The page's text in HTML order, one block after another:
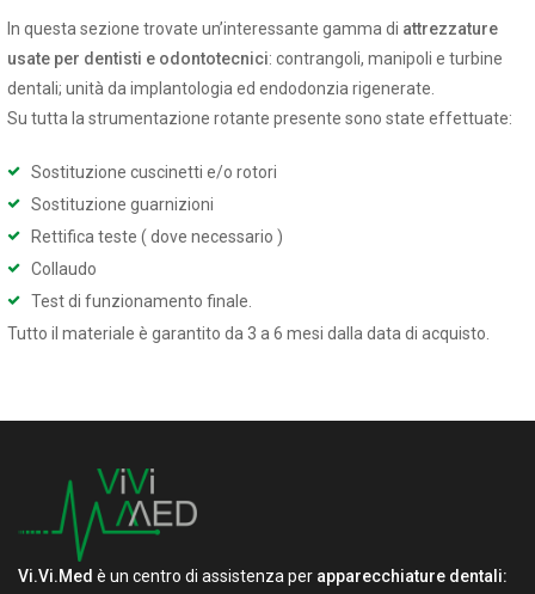
In questa sezione trovate un’interessante gamma di attrezzature
usate per dentisti e odontotecnici: contrangoli, manipoli e turbine
dentali; unità da implantologia ed endodonzia rigenerate.
Su tutta la strumentazione rotante presente sono state effettuate:
Sostituzione cuscinetti e/o rotori
Sostituzione guarnizioni
Rettifica teste ( dove necessario )
Collaudo
Test di funzionamento finale.
Tutto il materiale è garantito da 3 a 6 mesi dalla data di acquisto.
Vi.Vi.Med è un centro di assistenza per apparecchiature dentali: